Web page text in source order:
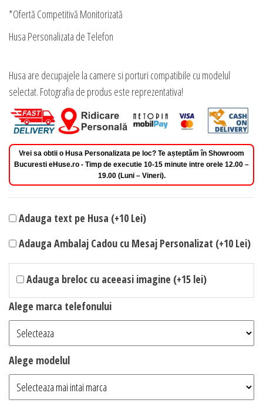
*Ofertă Competitivă Monitorizată
Husa Personalizata de Telefon
Husa are decupajele la camere si porturi compatibile cu modelul
selectat. Fotografia de produs este reprezentativa!
Vrei sa obtii o Husa Personalizata pe loc? Te așteptăm în Showroom
Bucuresti eHuse.ro - Timp de executie 10-15 minute intre orele 12.00 –
19.00 (Luni – Vineri).
Adauga text pe Husa (+10 Lei)
Adauga Ambalaj Cadou cu Mesaj Personalizat (+10 Lei)
Adauga breloc cu aceeasi imagine (+15 lei)
Alege marca telefonului
Alege modelul